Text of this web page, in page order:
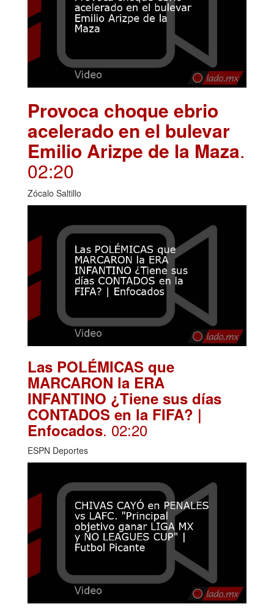
Provoca choque ebrio
acelerado en el bulevar
Emilio Arizpe de la Maza.
02:20
Zócalo Saltillo
Las POLÉMICAS que
MARCARON la ERA
INFANTINO ¿Tiene sus días
CONTADOS en la FIFA? |
Enfocados. 02:20
ESPN Deportes